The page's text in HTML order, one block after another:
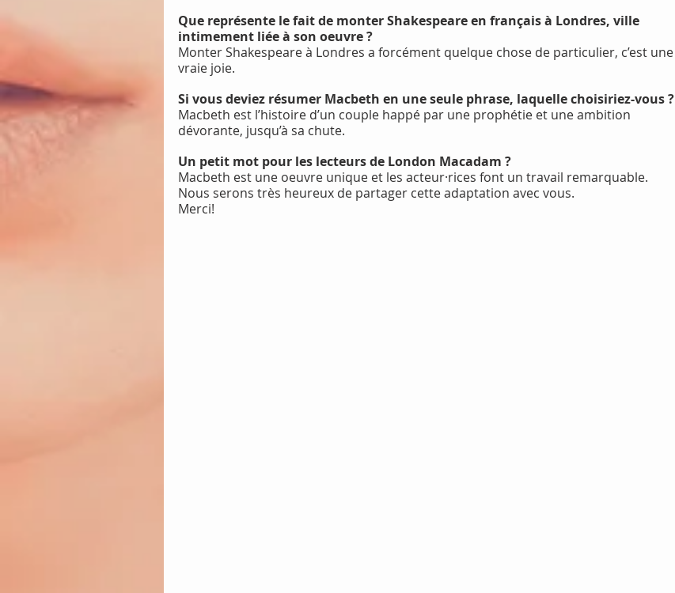
Que représente le fait de monter Shakespeare en français à Londres, ville
intimement liée à son oeuvre ?
Monter Shakespeare à Londres a forcément quelque chose de particulier, c’est une
vraie joie.
Si vous deviez résumer Macbeth en une seule phrase, laquelle choisiriez-vous ?
Macbeth est l’histoire d’un couple happé par une prophétie et une ambition
dévorante, jusqu’à sa chute.
Un petit mot pour les lecteurs de London Macadam ?
Macbeth est une oeuvre unique et les acteur·rices font un travail remarquable.
Nous serons très heureux de partager cette adaptation avec vous.
Merci!